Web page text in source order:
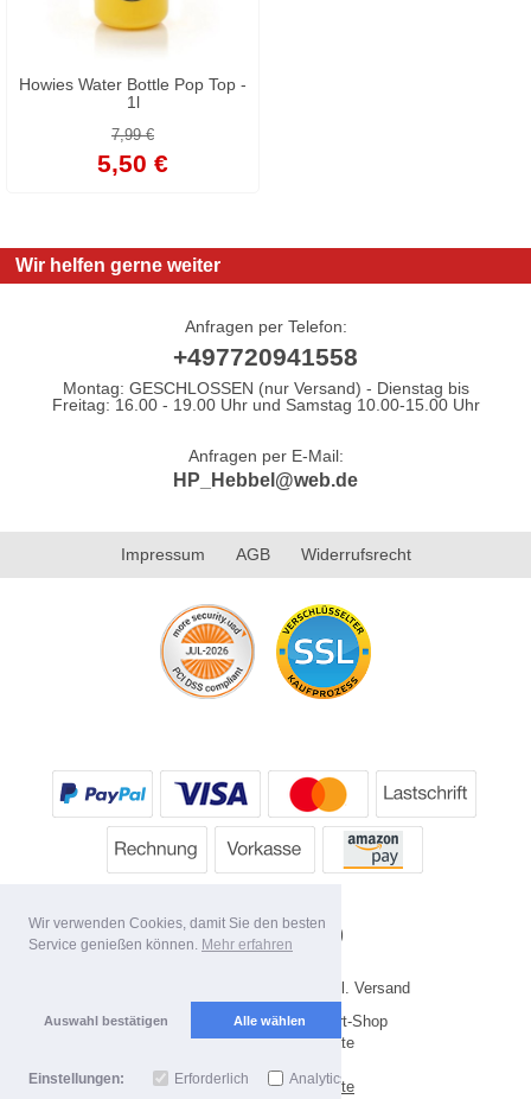
Wir verwenden Cookies, damit Sie den besten
Service genießen können. Mehr erfahren
Auswahl bestätigen Alle wählen
Einstellungen: Erforderlich Analytics
Howies Water Bottle Pop Top -
1l
7,99 €
5,50 €
Wir helfen gerne weiter
Anfragen per Telefon:
+497720941558
Montag: GESCHLOSSEN (nur Versand) - Dienstag bis
Freitag: 16.00 - 19.00 Uhr und Samstag 10.00-15.00 Uhr
Anfragen per E-Mail:
HP_Hebbel@web.de
Impressum AGB Widerrufsrecht
Alle Preise inkl. MwSt. evtl. zzgl. Versand
Copyright 2026 by HP's Sport-Shop
Mobile Shop by Shopgate
Zur klassischen Webseite